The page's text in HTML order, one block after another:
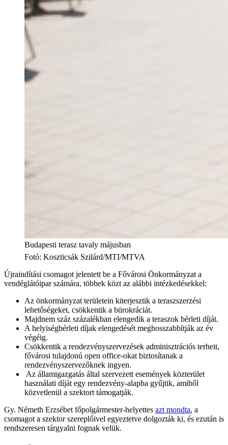
Budapesti terasz tavaly májusban
Fotó: Koszticsák Szilárd/MTI/MTVA
Újraindítási csomagot jelentett be a Fővárosi Önkormányzat a
vendéglátóipar számára, többek közt az alábbi intézkedésekkel:
Az önkormányzat területein kiterjesztik a teraszszerzési
lehetőségeket, csökkentik a bürokráciát.
Majdnem száz százalékban elengedik a teraszok bérleti díját.
A helyiségbérleti díjak elengedését meghosszabbítják az év
végéig.
Csökkentik a rendezvényszervezések adminisztrációs terheit,
fővárosi tulajdonú open office-okat biztosítanak a
rendezvényszervezőknek ingyen.
Az államigazgatás által szervezett események közterület
használati díját egy rendezvény-alapba gyűjtik, amiből
közvetlenül a szektort támogatják.
Gy. Németh Erzsébet főpolgármester-helyettes azt mondta, a
csomagot a szektor szereplőivel egyeztetve dolgozták ki, és ezután is
rendszeresen tárgyalni fognak velük.